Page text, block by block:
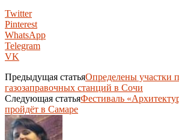
Twitter
Pinterest
WhatsApp
Telegram
VK
Предыдущая статьяОпределены участки
газозаправочных станций в Сочи
Следующая статьяФестиваль
пройдёт в Самаре